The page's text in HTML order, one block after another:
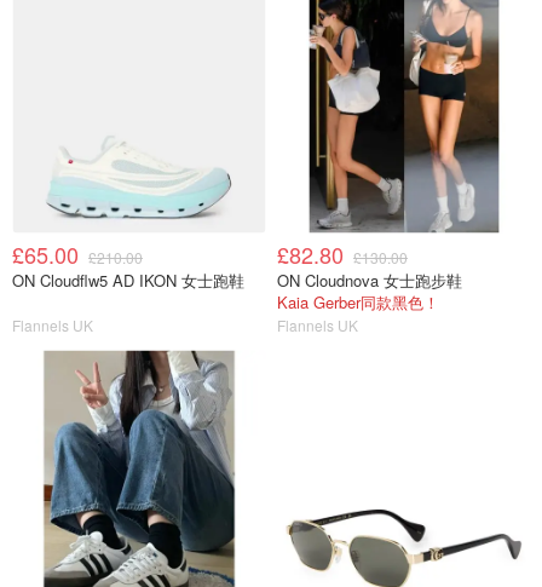
£65.00 £210.00
ON Cloudflw5 AD IKON 女士跑鞋
Flannels UK
£82.80 £130.00
ON Cloudnova 女士跑步鞋
Kaia Gerber同款黑色！
Flannels UK